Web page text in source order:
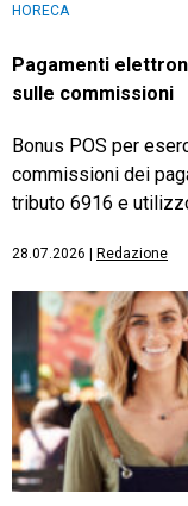
HORECA
Pagamenti
sulle commissioni
Bonus POS per
commissioni dei
tributo 6916 e
28.07.2026 Redazione